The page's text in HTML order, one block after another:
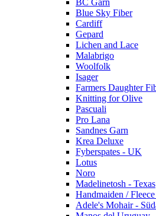
Blue Sky Fiber
Cardiff
Gepard
Lichen and Lace
Malabrigo
Woolfolk
Isager
Farmers Daughter
Knitting for Olive
Pascuali
Pro Lana
Sandnes Garn
Krea Deluxe
Fyberspates - UK
Lotus
Noro
Madelinetosh - Texas
Handmaiden /
Adele's Mohair -